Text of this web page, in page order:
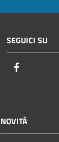
SEGUICI SU
NOVITÀ